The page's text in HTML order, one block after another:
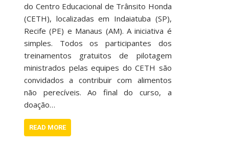
do Centro Educacional de Trânsito Honda
(CETH), localizadas em Indaiatuba (SP),
Recife (PE) e Manaus (AM). A iniciativa é
simples. Todos os participantes dos
treinamentos gratuitos de pilotagem
ministrados pelas equipes do CETH são
convidados a contribuir com alimentos
não perecíveis. Ao final do curso, a
doação…
READ MORE